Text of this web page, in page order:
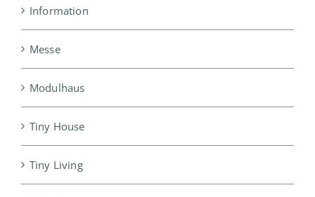
Information
Messe
Modulhaus
Tiny House
Tiny Living